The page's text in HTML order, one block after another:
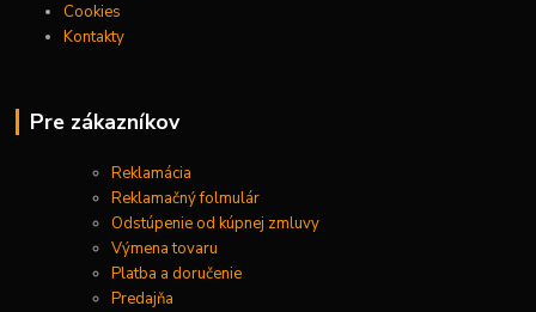
Cookies
Kontakty
Pre zákazníkov
Reklamácia
Reklamačný folmulár
Odstúpenie od kúpnej zmluvy
Výmena tovaru
Platba a doručenie
Predajňa